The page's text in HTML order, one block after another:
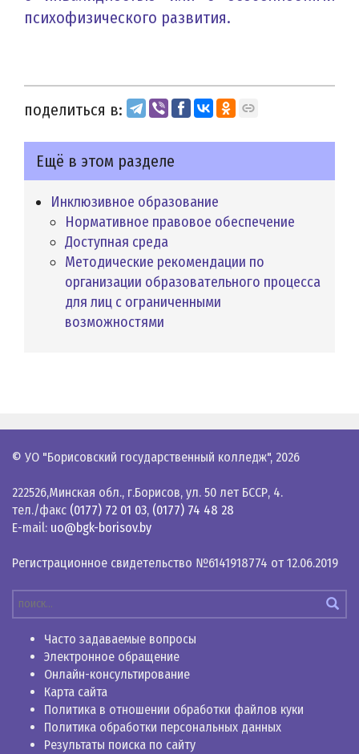
психофизического развития.
поделиться в:
Ещё в этом разделе
Инклюзивное образование
Нормативное правовое обеспечение
Доступная среда
Методические рекомендации по
организации образовательного процесса
для лиц с ограниченными
возможностями
© УО "Борисовский государственный колледж", 2026
222526,Минская обл., г.Борисов, ул. 50 лет БССР, 4.
тел./факс (0177) 72 01 03, (0177) 74 48 28
E-mail: uo@bgk-borisov.by
Регистрационное свидетельство №6141918774 от 12.06.2019
Часто задаваемые вопросы
Электронное обращение
Онлайн-консультирование
Карта сайта
Политика в отношении обработки файлов куки
Политика обработки персональных данных
Результаты поиска по сайту